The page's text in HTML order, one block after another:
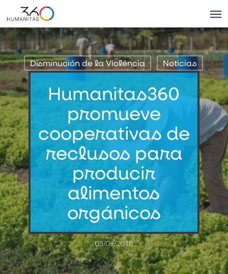
to
main
content
Disminución de la Violéncia Noticias
Humanitas360
promueve
cooperativas de
reclusos para
producir
alimentos
orgánicos
03/09/2018